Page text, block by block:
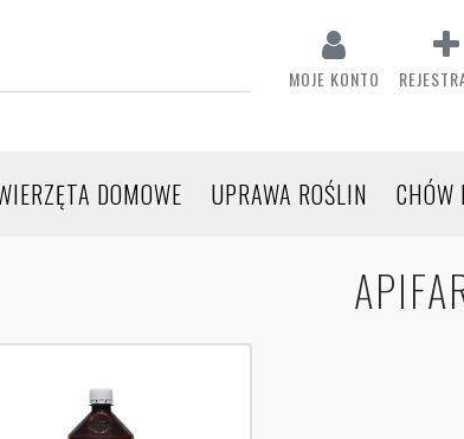
MOJE KONTO
DOMOWE UPRAWA ROŚLIN CHÓW